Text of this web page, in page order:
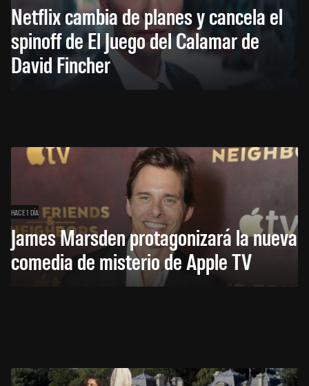
Netflix cambia de planes y cancela el
spinoff de El Juego del Calamar de
David Fincher
HACE 1 DÍA
James Marsden protagonizará la nueva
comedia de misterio de Apple TV